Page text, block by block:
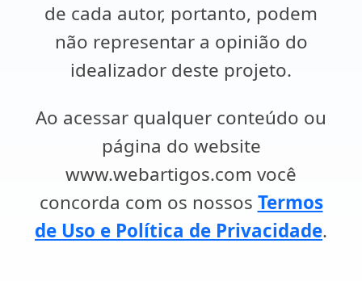
de cada autor, portanto, podem
não representar a opinião do
idealizador deste projeto.
Ao acessar qualquer conteúdo ou
página do website
www.webartigos.com você
concorda com os nossos Termos
de Uso e Política de Privacidade.